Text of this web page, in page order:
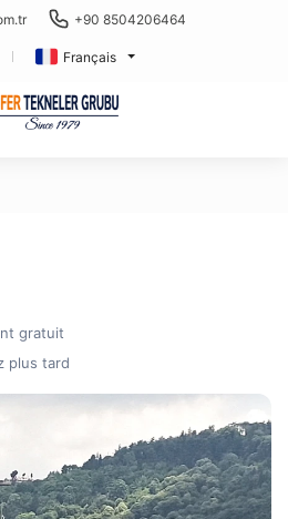
+90 8504206464
Français
gratuit
plus tard